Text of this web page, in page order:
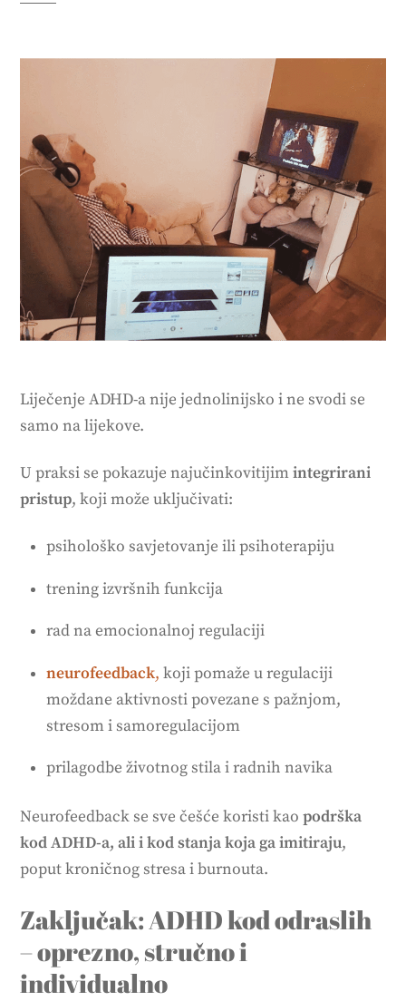
Liječenje ADHD-a nije jednolinijsko i ne svodi se
samo na lijekove.
U praksi se pokazuje najučinkovitijimintegrirani
pristup, koji može uključivati:
psihološko savjetovanje ili psihoterapiju
trening izvršnih funkcija
rad na emocionalnoj regulaciji
neurofeedback, koji pomaže u regulaciji
moždane aktivnosti povezane s pažnjom,
stresom i samoregulacijom
prilagodbe životnog stila i radnih navika
Neurofeedback se sve češće koristi kaopodrška
kod ADHD-a, ali i kod stanja koja ga imitiraju,
poput kroničnog stresa i burnouta.
Zaključak: ADHD kod odraslih
– oprezno, stručno i
individualno